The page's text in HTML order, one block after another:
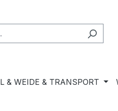
& WEIDE & TRANSPORT